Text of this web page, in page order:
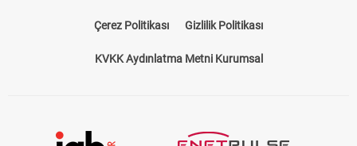
Çerez Politikası Gizlilik Politikası
KVKK Aydınlatma Metni Kurumsal